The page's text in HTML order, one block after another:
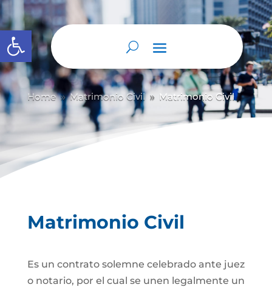
Abrir barra de herramientas
Home 9 Matrimonio Civil 9 Matrimonio Civil
Matrimonio Civil
Es un contrato solemne celebrado ante juez
o notario, por el cual se unen legalmente un